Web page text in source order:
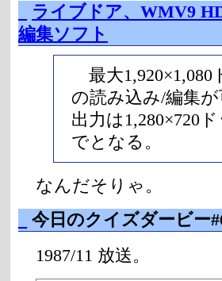
ライブドア、WMV9
編集ソフト
最大1,920×1,080
の読み込み/編集が
出力は1,280×720
でとなる。
なんだそりゃ。
今日のクイズダービー
1987/11 放送。